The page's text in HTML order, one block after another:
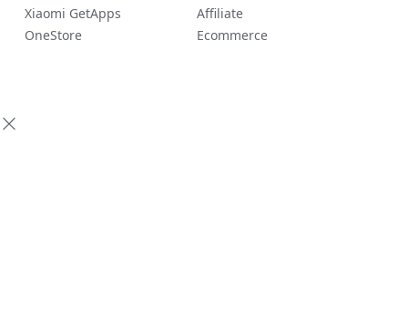
Affiliate
Ecommerce
Xiaomi GetApps
OneStore